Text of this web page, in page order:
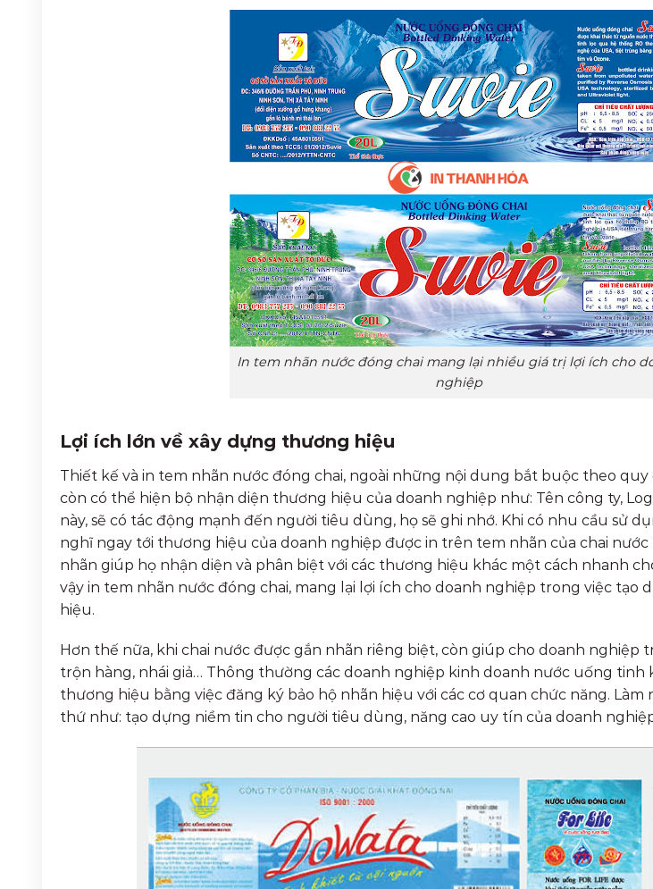
In tem nhãn nước đóng chai mang lại nhiều giá trị lợi ích cho
nghiệp
Lợi ích lớn về xây dựng thương hiệu
Thiết kế và in tem nhãn nước đóng chai, ngoài những nội dung bắt buộc theo
còn có thể hiện bộ nhận diện thương hiệu của doanh nghiệp như: Tên công ty,
này, sẽ có tác động mạnh đến người tiêu dùng, họ sẽ ghi nhớ. Khi có nhu cầu sử
nghĩ ngay tới thương hiệu của doanh nghiệp được in trên tem nhãn của chai nước
nhãn giúp họ nhận diện và phân biệt với các thương hiệu khác một cách nhanh
vậy in tem nhãn nước đóng chai, mang lại lợi ích cho doanh nghiệp trong việc tạo
hiệu.
Hơn thế nữa, khi chai nước được gắn nhãn riêng biệt, còn giúp cho doanh nghiệp
trộn hàng, nhái giả… Thông thường các doanh nghiệp kinh doanh nước uống tinh
thương hiệu bằng việc đăng ký bảo hộ nhãn hiệu với các cơ quan chức năng. Làm
thứ như: tạo dựng niềm tin cho người tiêu dùng, năng cao uy tín của doanh